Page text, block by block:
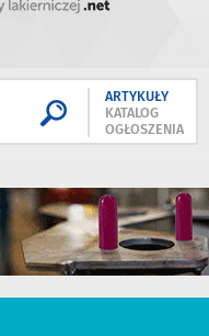
ARTYKUŁY
KATALOG
OGŁOSZENIA